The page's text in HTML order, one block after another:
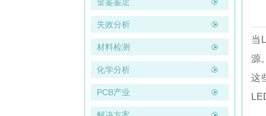
失效分析
材料检测
化学分析
PCB产业
当
源
这